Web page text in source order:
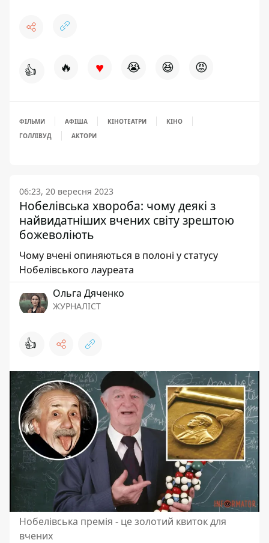
👍 🔥 ♥ 😭 😆 😡
ФІЛЬМИ АФІША КІНОТЕАТРИ
КІНО
ГОЛЛІВУД
АКТОРИ
06:23, 20 вересня 2023
Нобелівська хвороба: чому деякі з
найвидатніших вчених світу зрештою
божеволіють
Чому вчені опиняються в полоні у статусу
Нобелівського лауреата
Ольга Дяченко
ЖУРНАЛІСТ
👍
Нобелівська премія - це золотий квиток для
вчених